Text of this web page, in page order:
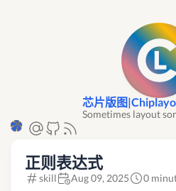
芯片版图
Sometimes layout
正则表达式
skill Aug 09, 2025 0